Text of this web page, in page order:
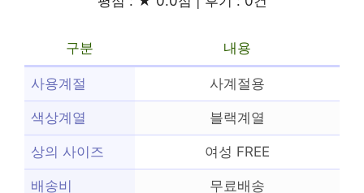
구분 내용
사용계절 사계절용
색상계열 블랙계열
상의 사이즈 여성 FREE
배송비 무료배송